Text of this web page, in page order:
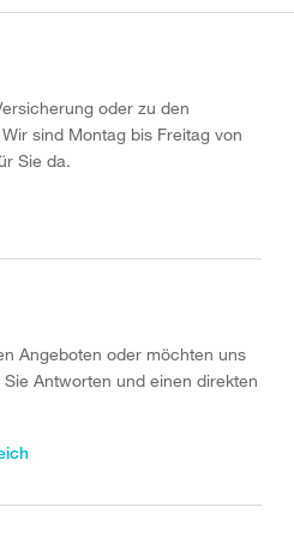
oder zu den
sind Montag bis Freitag von
Sie da.
Angeboten oder möchten uns
Antworten und einen direkten